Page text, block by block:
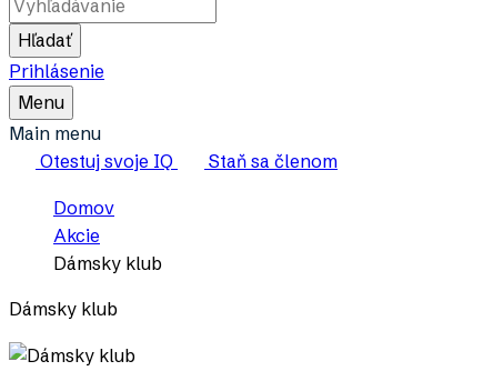
Prihlásenie
Toggle
Main
Menu
Menu
Main menu
Otestuj svoje IQ
Staň sa členom
Breadcrumb
Domov
Akcie
Dámsky klub
Dámsky klub